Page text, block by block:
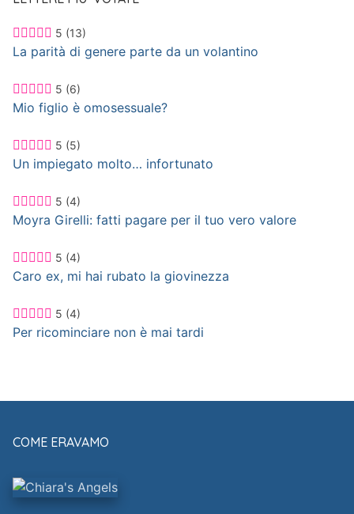
5 (13)
La parità di genere parte da un volantino
5 (6)
Mio figlio è omosessuale?
5 (5)
Un impiegato molto… infortunato
5 (4)
Moyra Girelli: fatti pagare per il tuo vero valore
5 (4)
Caro ex, mi hai rubato la giovinezza
5 (4)
Per ricominciare non è mai tardi
COME ERAVAMO